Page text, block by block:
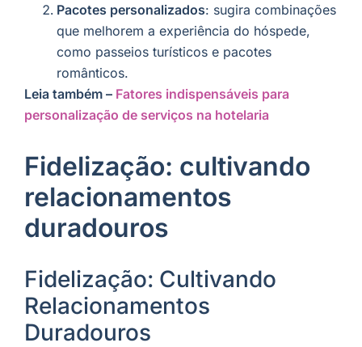
Pacotes personalizados: sugira combinações
que melhorem a experiência do hóspede,
como passeios turísticos e pacotes
românticos.
Leia também – Fatores indispensáveis para
personalização de serviços na hotelaria
Fidelização: cultivando
relacionamentos
duradouros
Fidelização: Cultivando
Relacionamentos
Duradouros